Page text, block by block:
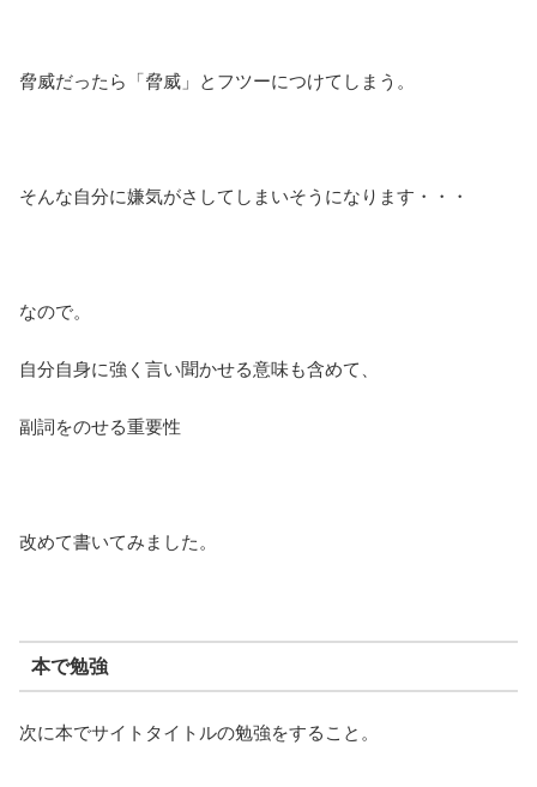
脅威だったら「脅威」とフツーにつけてしまう。
そんな自分に嫌気がさしてしまいそうになります・・・
なので。
自分自身に強く言い聞かせる意味も含めて、
副詞をのせる重要性
改めて書いてみました。
本で勉強
次に本でサイトタイトルの勉強をすること。